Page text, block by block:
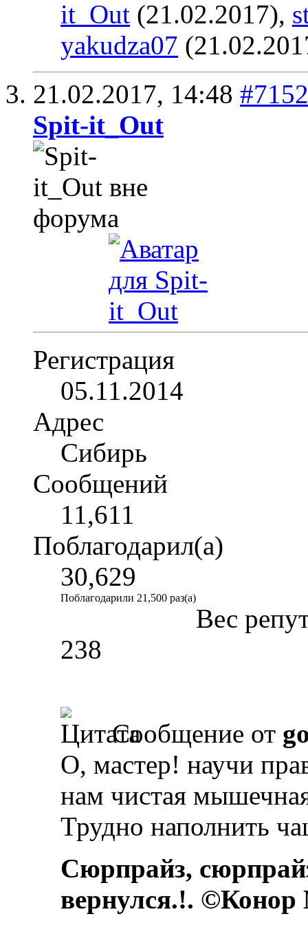
it_Out (21.02.2017),
yakudza07
21.02.2017, 14:48 #7152
Spit-it_Out
Регистрация
05.11.2014
Адрес
Сибирь
Сообщений
11,611
Поблагодарил(а)
30,629
Поблагодарили 21,500 раз(а)
Вес
238
Сообщение от
О, мастер! научи
нам чистая
Трудно наполнить
Сюрпрайз,
вернулся.!.